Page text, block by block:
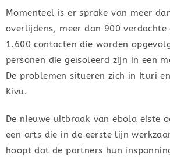
Momenteel is er sprake van meer
overlijdens, meer dan 900
1.600 contacten die worden
personen die geïsoleerd zijn in een
De problemen situeren zich in Ituri
Kivu.
De nieuwe uitbraak van ebola eiste
een arts die in de eerste lijn
hoopt dat de partners hun